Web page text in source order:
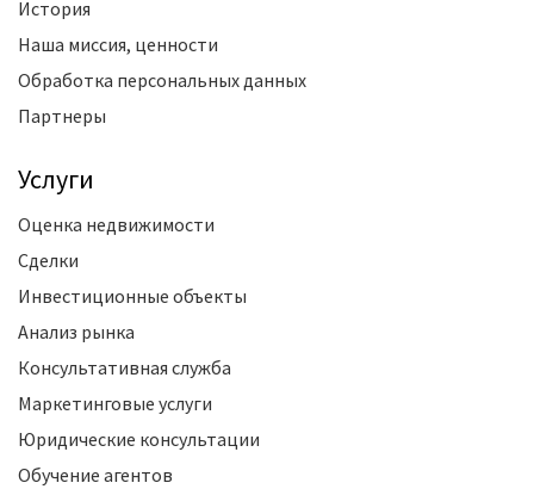
История
Наша миссия, ценности
Обработка персональных данных
Партнеры
Услуги
Оценка недвижимости
Сделки
Инвестиционные объекты
Анализ рынка
Консультативная служба
Маркетинговые услуги
Юридические консультации
Обучение агентов